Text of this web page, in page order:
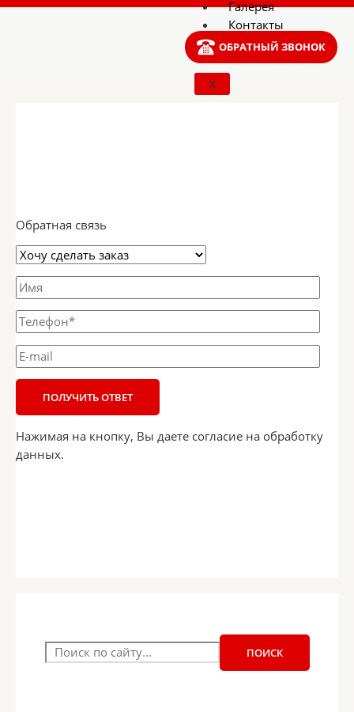
Галерея
Контакты
X
ОБРАТНЫЙ ЗВОНОК
Обратная связь
Нажимая на кнопку, Вы даете согласие на обработку
данных.
ПОИСК